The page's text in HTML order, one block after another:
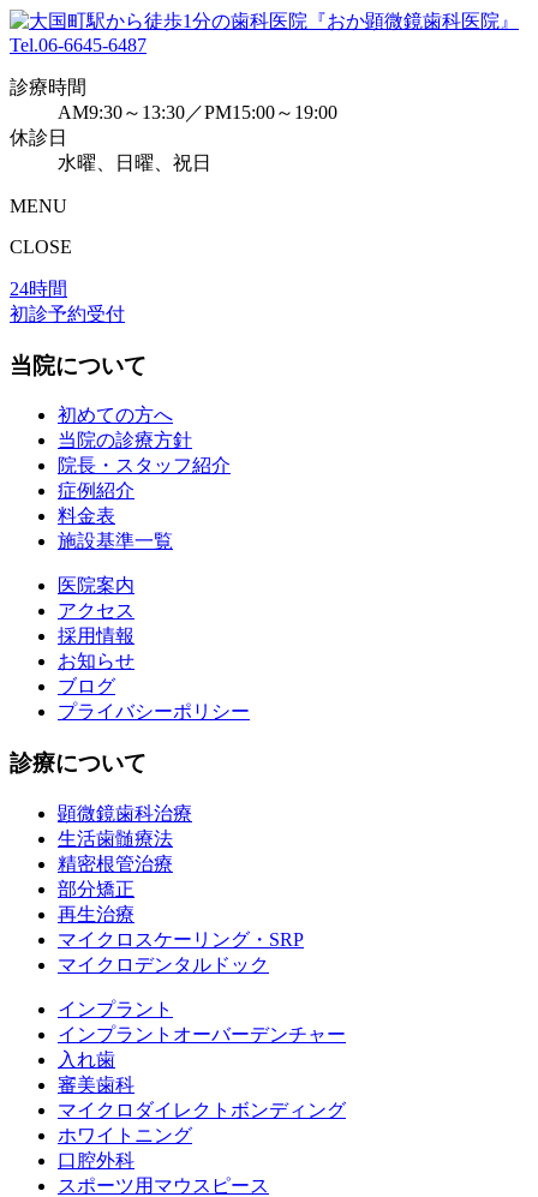
Tel.06-6645-6487
診療時間
AM9:30～13:30／PM15:00～19:00
休診日
水曜、日曜、祝日
MENU
CLOSE
24時間
初診予約受付
当院について
初めての方へ
当院の診療方針
院長・スタッフ紹介
症例紹介
料金表
施設基準一覧
医院案内
アクセス
採用情報
お知らせ
ブログ
プライバシーポリシー
診療について
顕微鏡歯科治療
生活歯髄療法
精密根管治療
部分矯正
再生治療
マイクロスケーリング・SRP
マイクロデンタルドック
インプラント
インプラントオーバーデンチャー
入れ歯
審美歯科
マイクロダイレクトボンディング
ホワイトニング
口腔外科
スポーツ用マウスピース